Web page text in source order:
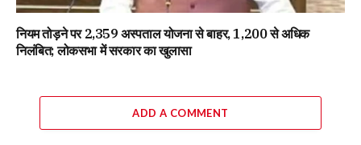
नियम तोड़ने पर 2,359 अस्पताल योजना से बाहर, 1,200 से अधिक
निलंबित; लोकसभा में सरकार का खुलासा
ADD A COMMENT